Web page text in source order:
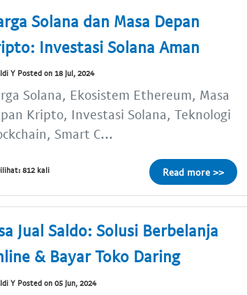
Solana dan Masa Depan
Investasi Solana Aman
Y Posted on 18 Jul, 2024
Solana, Ekosistem Ethereum, Masa
Kripto, Investasi Solana, Teknologi
Smart C...
812 kali Read more >>
Jual Saldo: Solusi Berbelanja
& Bayar Toko Daring
Y Posted on 05 Jun, 2024